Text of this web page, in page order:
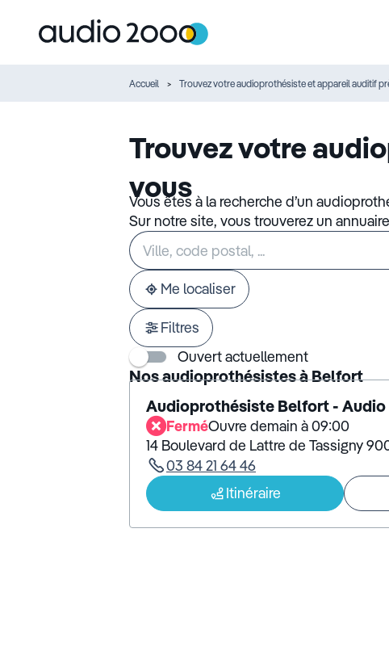
Accueil Trouvez votre audioprothésiste et appareil auditif
Trouvez votre
vous
Vous êtes à la recherche d’un
Sur notre site, vous trouverez un
Veuillez
renseigner
une
adresse
Me localiser
Filtres
Ouvert actuellement
Nos audioprothésistes à Belfort
Audioprothésiste Belfort -
FerméOuvre demain à 09:00
14 Boulevard de Lattre de Tassigny
03 84 21 64 46
Itinéraire